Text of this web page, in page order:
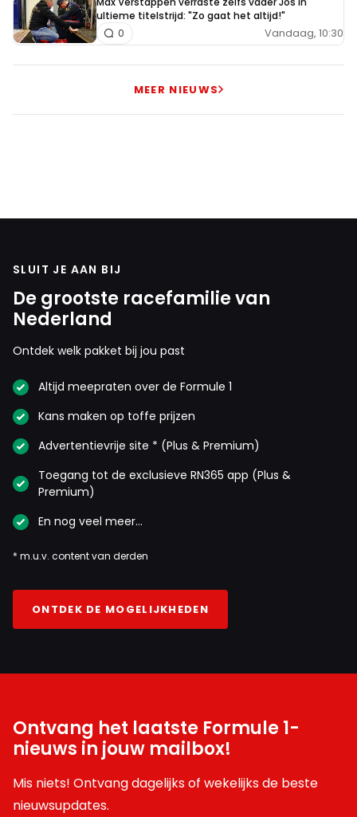
ultieme titelstrijd: "Zo gaat het altijd!"
Vandaag, 10:30
0
MEER NIEUWS
SLUIT JE AAN BIJ
De grootste racefamilie van
Nederland
Ontdek welk pakket bij jou past
Altijd meepraten over de Formule 1
Kans maken op toffe prijzen
Advertentievrije site * (Plus & Premium)
Toegang tot de exclusieve RN365 app (Plus &
Premium)
En nog veel meer…
* m.u.v. content van derden
ONTDEK DE MOGELIJKHEDEN
Ontvang het laatste Formule 1-
nieuws in jouw mailbox!
Mis niets! Ontvang dagelijks of wekelijks de beste
nieuwsupdates.